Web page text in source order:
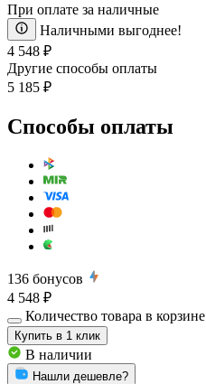
При оплате за наличные
Наличными выгоднее!
4 548 ₽
Другие способы оплаты
5 185 ₽
Способы оплаты
136 бонусов
4 548 ₽
Количество товара в корзине
Купить в 1 клик
В наличии
Нашли дешевле?